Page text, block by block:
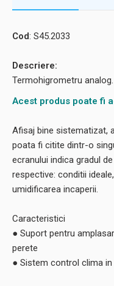
Cod: S45.2033
Descriere:
Termohigrometru
Acest produs poate fi
Afisaj bine sistematizat,
poata fi citite dintr-o
ecranului indica gradul
respective: conditii
umidificarea incaperii.
Caracteristici
● Suport pentru
perete
● Sistem control clima